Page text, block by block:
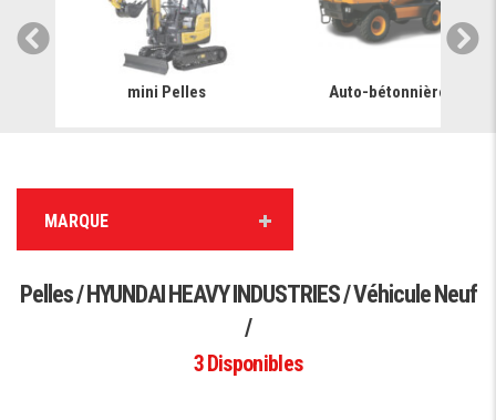
mini Pelles Auto-bétonnière
MARQUE
Pelles / HYUNDAI HEAVY INDUSTRIES / Véhicule Neuf
/
3Disponibles